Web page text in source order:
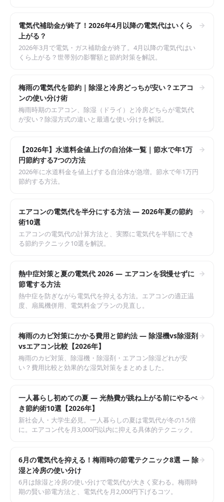
電気代補助金が終了！2026年4月以降の電気代はいくら
上がる？
2026年3月で電気・ガス補助金が終了。4月以降の電気代はい
くら上がる？世帯別の影響額と節約対策を解説。
梅雨の電気代を節約｜除湿と冷房どっちが安い？エアコ
ンの使い分け術
梅雨時期のエアコン、除湿（ドライ）と冷房どちらが電気代
が安い？除湿方式の違いと最適な使い分けを解説。
【2026年】水道料金値上げの自治体一覧｜節水で年1万
円節約する7つの方法
2026年に水道料金を値上げする自治体が急増。節水で年1万円
節約する方法。
エアコンの電気代を半分にする方法 — 2026年夏の節約
術10選
エアコンの電気代の計算方法と、実際に電気代を半額にでき
る節約テクニック10選を解説。
熱中症対策と夏の電気代 2026 — エアコンを我慢せずに
節電する方法
熱中症を防ぎながら電気代を抑える方法。エアコンの適正温
度、扇風機併用、電気料金プランの見直し。
梅雨のカビ対策にかかる費用と節約法 — 除湿機vs除湿剤
vsエアコン比較【2026年】
梅雨のカビ対策、除湿機・除湿剤・エアコン除湿どれが安
い？費用比較と効果的な湿気対策をまとめました。
一人暮らし初めての夏 — 光熱費が跳ね上がる前にやるべ
き節約術10選【2026年】
新社会人・大学生必見。一人暮らしの夏は電気代が冬の1.5倍
に。エアコン代を月3,000円以内に抑える具体的テクニック。
6月の電気代を抑える！梅雨時の節電テクニック8選 — 除
湿と冷房の使い分け
6月は除湿と冷房の使い分けで電気代が大きく変わる。梅雨時
期の賢い節電方法と、電気代を月2,000円下げるコツ。